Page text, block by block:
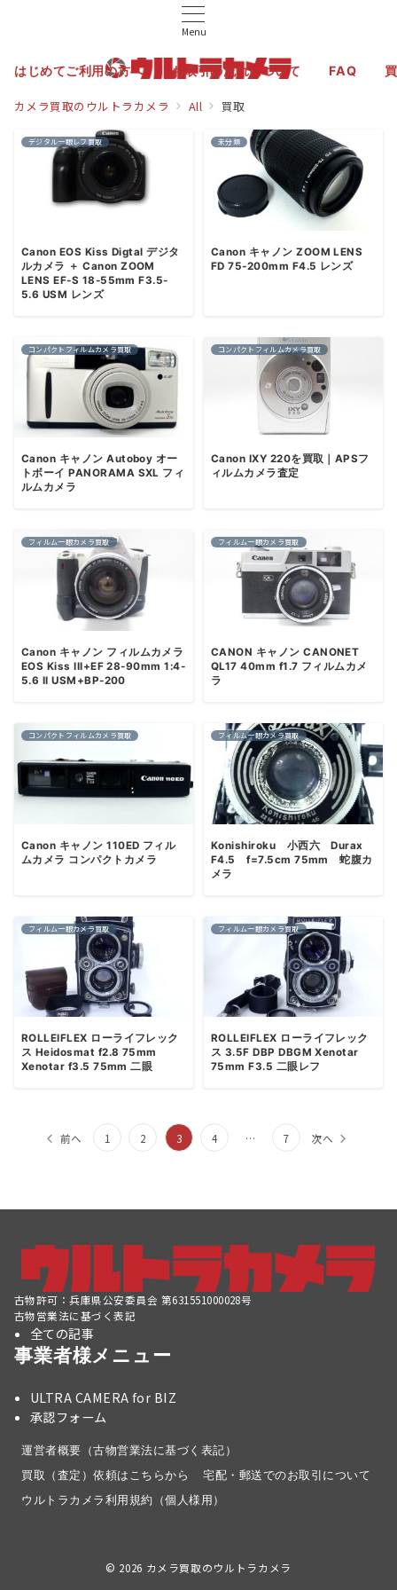
Menu
はじめてご利用の方へ お取引の流れについて FAQ
カメラ買取のウルトラカメラ All 買取
デジタル一眼レフ買取
Canon EOS Kiss Digtal デジタ
ルカメラ ＋ Canon ZOOM
LENS EF-S 18-55mm F3.5-
5.6 USM レンズ
未分類
Canon キャノン ZOOM LENS
FD 75-200mm F4.5 レンズ
コンパクトフィルムカメラ買取
Canon キャノン Autoboy オー
トボーイ PANORAMA SXL フィ
ルムカメラ
コンパクトフィルムカメラ買取
Canon IXY 220を買取｜APSフ
ィルムカメラ査定
フィルム一眼カメラ買取
Canon キャノン フィルムカメラ
EOS Kiss III+EF 28-90mm 1:4-
5.6 II USM+BP-200
フィルム一眼カメラ買取
CANON キャノン CANONET
QL17 40mm f1.7 フィルムカメ
ラ
コンパクトフィルムカメラ買取
Canon キャノン 110ED フィル
ムカメラ コンパクトカメラ
フィルム一眼カメラ買取
Konishiroku 小西六 Durax
F4.5 f=7.5cm 75mm 蛇腹カ
メラ
フィルム一眼カメラ買取
ROLLEIFLEX ローライフレック
ス Heidosmat f2.8 75mm
Xenotar f3.5 75mm 二眼
フィルム一眼カメラ買取
ROLLEIFLEX ローライフレック
ス 3.5F DBP DBGM Xenotar
75mm F3.5 二眼レフ
送
り
前へ 1 2 3 4 … 7 次へ
古物許可：兵庫県公安委員会 第631551000028号
古物営業法に基づく表記
全ての記事
事業者様メニュー
ULTRA CAMERA for BIZ
承認フォーム
運営者概要（古物営業法に基づく表記）
買取（査定）依頼はこちらから
宅配・郵送でのお取引について
ウルトラカメラ利用規約（個人様用）
© 2026 カメラ買取のウルトラカメラ